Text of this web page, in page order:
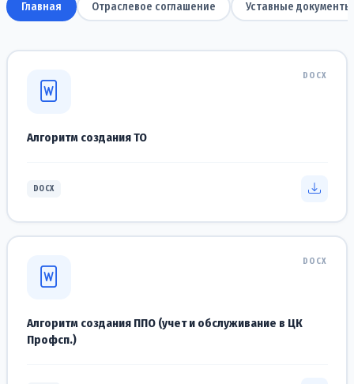
Главная Отраслевое соглашение Уставные документы
DOCX
Алгоритм создания ТО
DOCX
DOCX
Алгоритм создания ППО (учет и обслуживание в ЦК
Профсп.)